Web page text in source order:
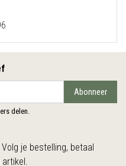
Abonneer
delen.
je bestelling, betaal